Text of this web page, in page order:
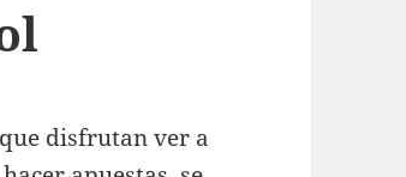
disfrutan ver a